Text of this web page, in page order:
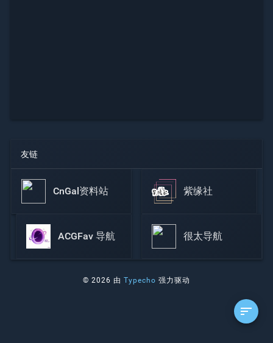
友链
CnGal资料站 紫缘社
ACGFav 导航 很太导航
© 2026 由Typecho 强力驱动
sort